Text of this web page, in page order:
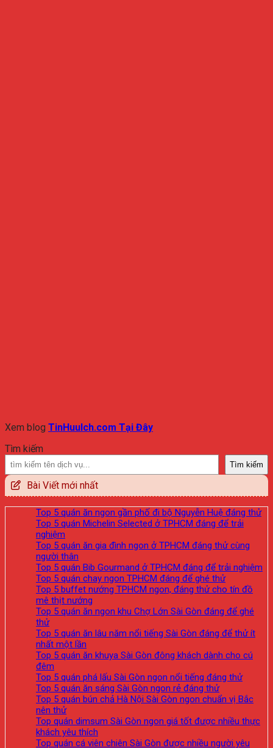
Xem blog TinHuuIch.com Tại Đây
Tìm kiếm
Tìm kiếm
Bài Viết mới nhất
Top 5 quán ăn ngon gần phố đi bộ Nguyễn Huệ đáng thử
Top 5 quán Michelin Selected ở TPHCM đáng để trải
nghiệm
Top 5 quán ăn gia đình ngon ở TPHCM đáng thử cùng
người thân
Top 5 quán Bib Gourmand ở TPHCM đáng để trải nghiệm
Top 5 quán chay ngon TPHCM đáng để ghé thử
Top 5 buffet nướng TPHCM ngon, đáng thử cho tín đồ
mê thịt nướng
Top 5 quán ăn ngon khu Chợ Lớn Sài Gòn đáng để ghé
thử
Top 5 quán ăn lâu năm nổi tiếng Sài Gòn đáng để thử ít
nhất một lần
Top 5 quán ăn khuya Sài Gòn đông khách dành cho cú
đêm
Top 5 quán phá lấu Sài Gòn ngon nổi tiếng đáng thử
Top 5 quán ăn sáng Sài Gòn ngon rẻ đáng thử
Top 5 quán bún chả Hà Nội Sài Gòn ngon chuẩn vị Bắc
nên thử
Top quán dimsum Sài Gòn ngon giá tốt được nhiều thực
khách yêu thích
Top quán cá viên chiên Sài Gòn được nhiều người yêu